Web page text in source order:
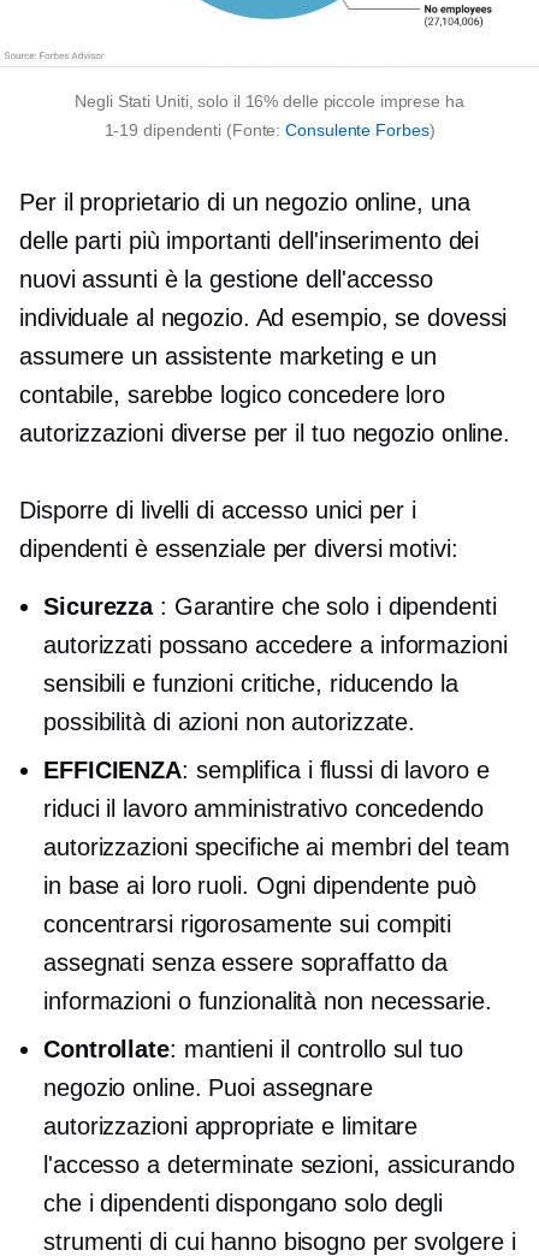
Negli Stati Uniti, solo il 16% delle piccole imprese ha
1-19 dipendenti (Fonte:Consulente Forbes)
Per il proprietario di un negozio online, una
delle parti più importanti dell'inserimento dei
nuovi assunti è la gestione dell'accesso
individuale al negozio. Ad esempio, se dovessi
assumere un assistente marketing e un
contabile, sarebbe logico concedere loro
autorizzazioni diverse per il tuo negozio online.
Disporre di livelli di accesso unici per i
dipendenti è essenziale per diversi motivi:
Sicurezza : Garantire che solo i dipendenti
autorizzati possano accedere a informazioni
sensibili e funzioni critiche, riducendo la
possibilità di azioni non autorizzate.
EFFICIENZA: semplifica i flussi di lavoro e
riduci il lavoro amministrativo concedendo
autorizzazioni specifiche ai membri del team
in base ai loro ruoli. Ogni dipendente può
concentrarsi rigorosamente sui compiti
assegnati senza essere sopraffatto da
informazioni o funzionalità non necessarie.
Controllate: mantieni il controllo sul tuo
negozio online. Puoi assegnare
autorizzazioni appropriate e limitare
l'accesso a determinate sezioni, assicurando
che i dipendenti dispongano solo degli
strumenti di cui hanno bisogno per svolgere i